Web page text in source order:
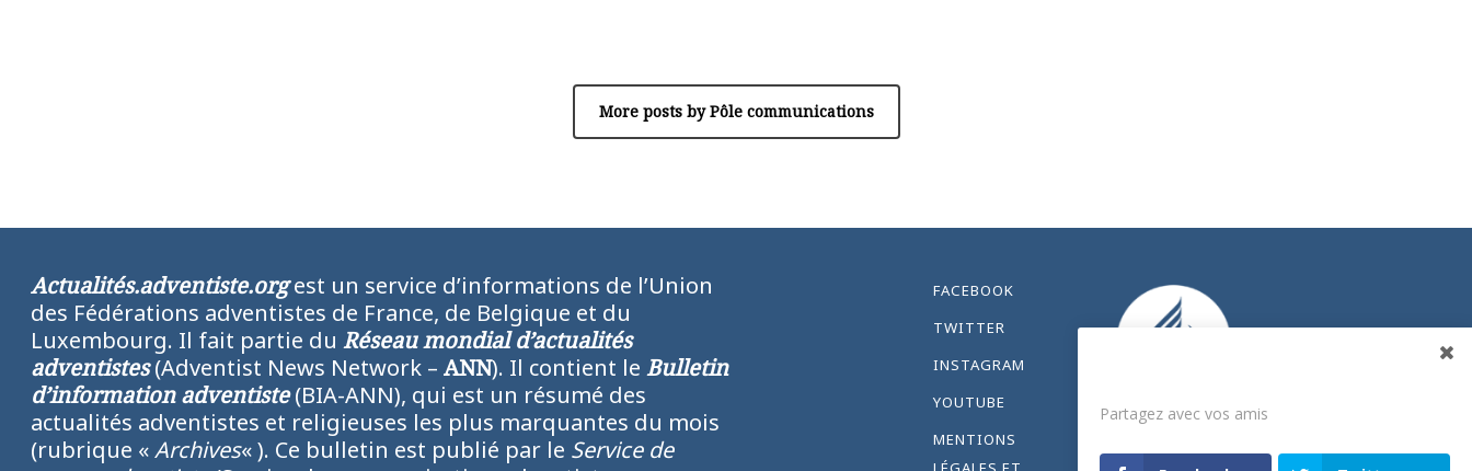
More posts by Pôle communications
Actualités.adventiste.orgest un service d’informations de l’Union
des Fédérations adventistes de France, de Belgique et du
Luxembourg. Il fait partie du Réseau mondial d’actualités
adventistes(Adventist News Network – ANN). Il contient le Bulletin
d’information adventiste(BIA-ANN), qui est un résumé des
actualités adventistes et religieuses les plus marquantes du mois
(rubrique «Archives« ). Ce bulletin est publié par le Service de
FACEBOOK
TWITTER
INSTAGRAM
YOUTUBE
MENTIONS
Partagez avec vos amis